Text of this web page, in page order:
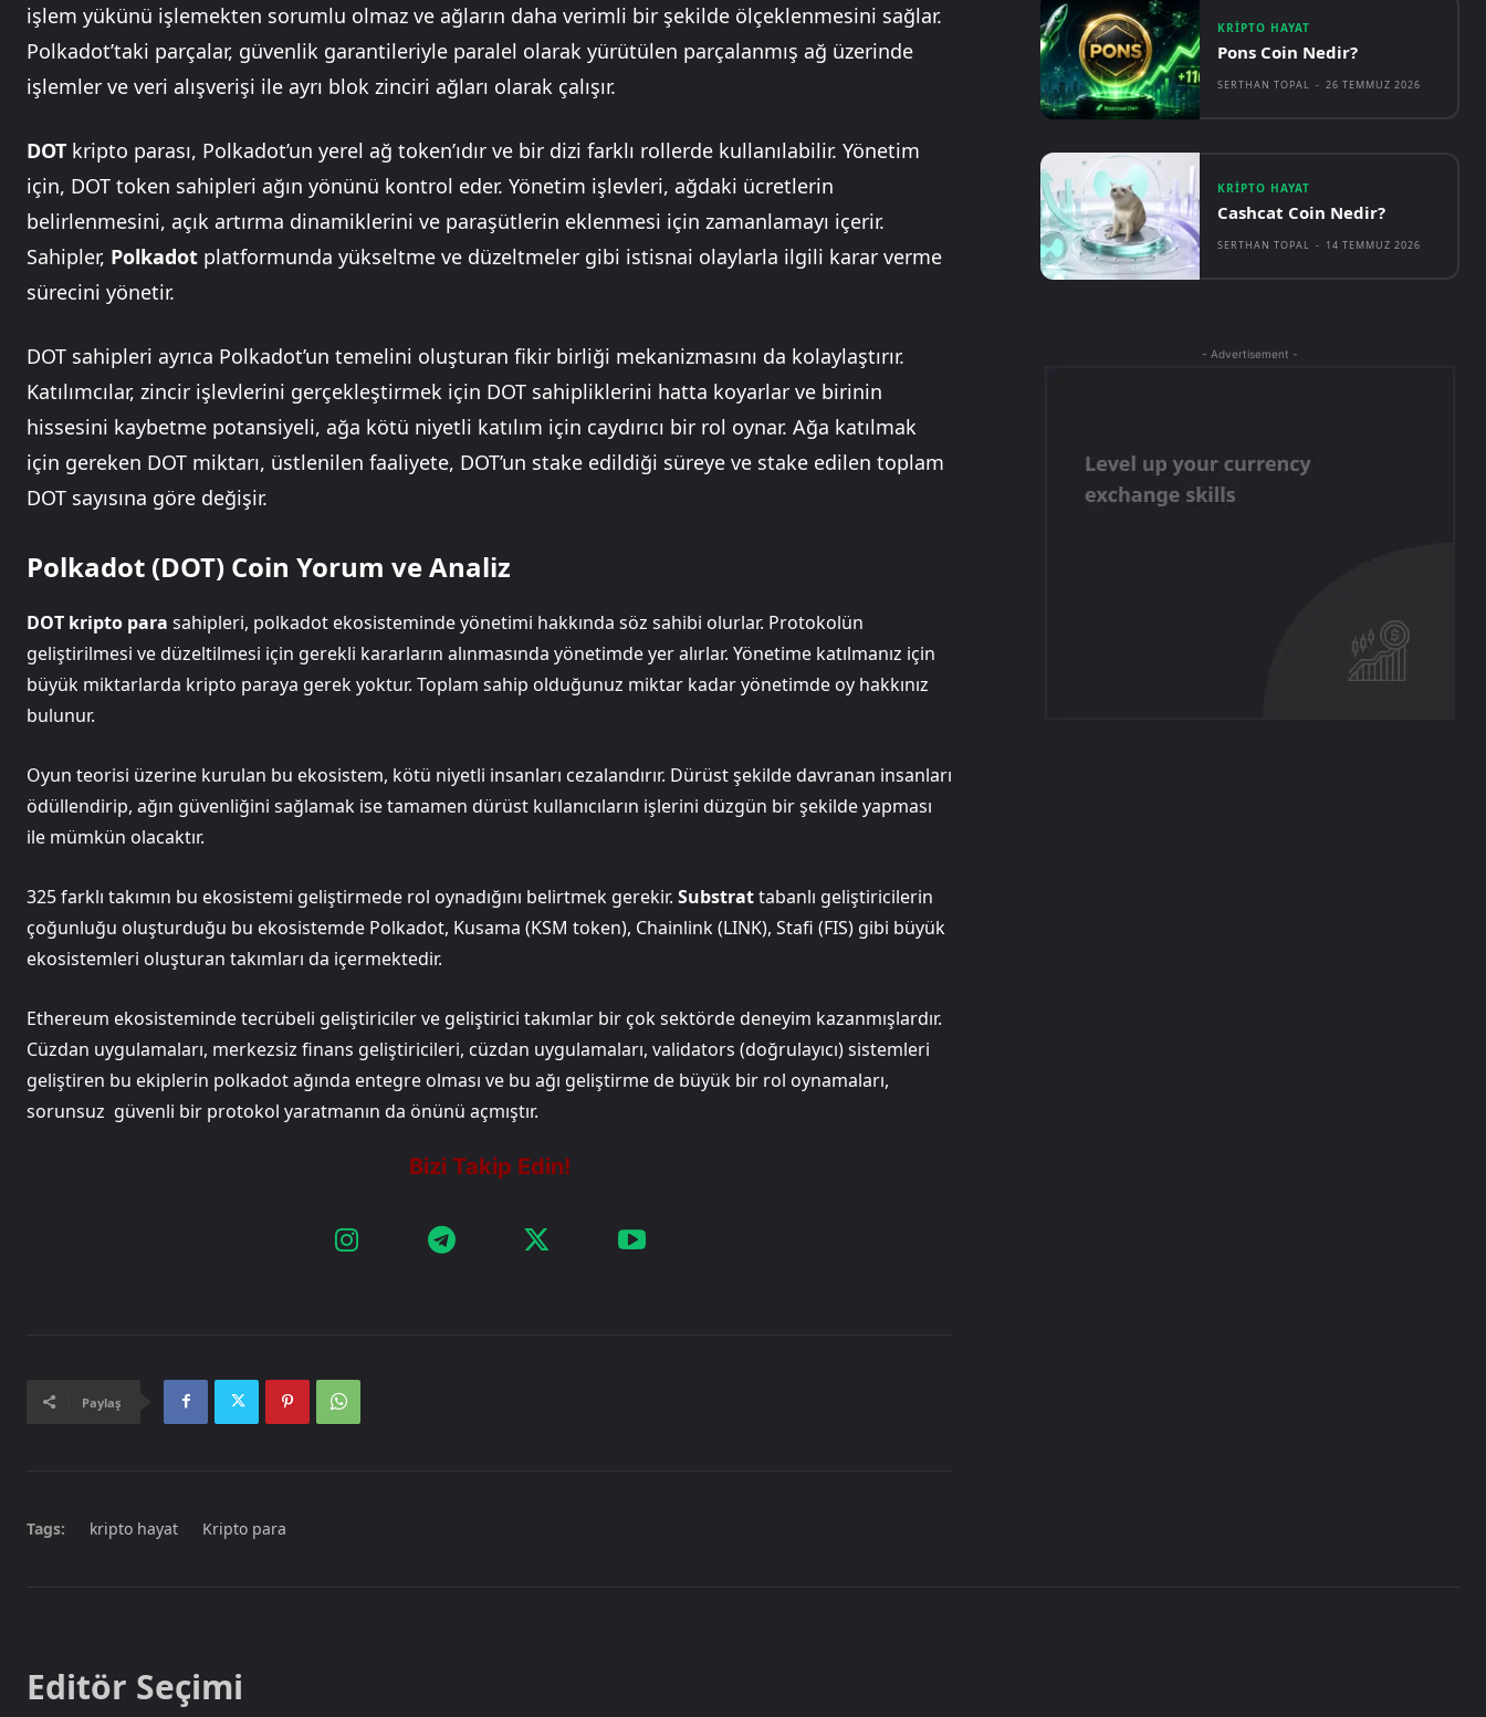
işlem yükünü işlemekten sorumlu olmaz ve ağların daha verimli bir şekilde ölçeklenmesini sağlar.
Polkadot’taki parçalar, güvenlik garantileriyle paralel olarak yürütülen parçalanmış ağ üzerinde
işlemler ve veri alışverişi ile ayrı blok zinciri ağları olarak çalışır.
DOT kripto parası, Polkadot’un yerel ağ token’ıdır ve bir dizi farklı rollerde kullanılabilir. Yönetim
için, DOT token sahipleri ağın yönünü kontrol eder. Yönetim işlevleri, ağdaki ücretlerin
belirlenmesini, açık artırma dinamiklerini ve paraşütlerin eklenmesi için zamanlamayı içerir.
Sahipler, Polkadot platformunda yükseltme ve düzeltmeler gibi istisnai olaylarla ilgili karar verme
sürecini yönetir.
DOT sahipleri ayrıca Polkadot’un temelini oluşturan fikir birliği mekanizmasını da kolaylaştırır.
Katılımcılar, zincir işlevlerini gerçekleştirmek için DOT sahipliklerini hatta koyarlar ve birinin
hissesini kaybetme potansiyeli, ağa kötü niyetli katılım için caydırıcı bir rol oynar. Ağa katılmak
için gereken DOT miktarı, üstlenilen faaliyete, DOT’un stake edildiği süreye ve stake edilen toplam
DOT sayısına göre değişir.
Polkadot (DOT) Coin Yorum ve Analiz
DOT kripto para sahipleri, polkadot ekosisteminde yönetimi hakkında söz sahibi olurlar. Protokolün
geliştirilmesi ve düzeltilmesi için gerekli kararların alınmasında yönetimde yer alırlar. Yönetime katılmanız için
büyük miktarlarda kripto paraya gerek yoktur. Toplam sahip olduğunuz miktar kadar yönetimde oy hakkınız
bulunur.
Oyun teorisi üzerine kurulan bu ekosistem, kötü niyetli insanları cezalandırır. Dürüst şekilde davranan insanları
ödüllendirip, ağın güvenliğini sağlamak ise tamamen dürüst kullanıcıların işlerini düzgün bir şekilde yapması
ile mümkün olacaktır.
325 farklı takımın bu ekosistemi geliştirmede rol oynadığını belirtmek gerekir. Substrattabanlı geliştiricilerin
çoğunluğu oluşturduğu bu ekosistemde Polkadot, Kusama (KSM token), Chainlink (LINK), Stafi (FIS) gibi büyük
ekosistemleri oluşturan takımları da içermektedir.
Ethereum ekosisteminde tecrübeli geliştiriciler ve geliştirici takımlar bir çok sektörde deneyim kazanmışlardır.
Cüzdan uygulamaları, merkezsiz finans geliştiricileri, cüzdan uygulamaları, validators (doğrulayıcı) sistemleri
geliştiren bu ekiplerin polkadot ağında entegre olması ve bu ağı geliştirme de büyük bir rol oynamaları,
sorunsuz güvenli bir protokol yaratmanın da önünü açmıştır.
Paylaş
Tags: kripto hayat Kripto para
KRIPTO HAYAT
Pons Coin Nedir?
SERTHAN TOPAL - 26 TEMMUZ 2026
KRIPTO HAYAT
Cashcat Coin Nedir?
SERTHAN TOPAL - 14 TEMMUZ 2026
- Advertisement -
Editör Seçimi